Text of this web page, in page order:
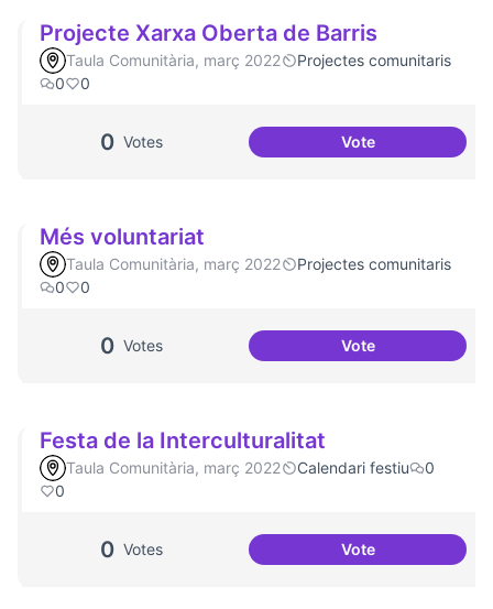
Projecte Xarxa Oberta de Barris
Taula Comunitària, març 2022
Projectes comunitaris
0
0
0 Votes VoteProjecte Xarxa
Més voluntariat
Taula Comunitària, març 2022
Projectes comunitaris
0
0
0 Votes VoteMés voluntariat
Festa de la Interculturalitat
Taula Comunitària, març 2022 Calendari festiu
0
0
0 Votes VoteFesta de la